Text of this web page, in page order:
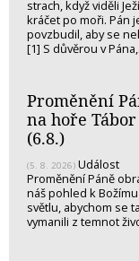
strach, když viděli
kráčet po moři. Pán
povzbudil, aby se
[1] S důvěrou v
Proměnění
na hoře Tábor
(6.8.)
(5. 8. 2026) Událost
Proměnění Páně
náš pohled k Božímu
světlu, abychom se
vymanili z temnot